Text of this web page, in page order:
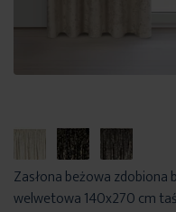
Zasłona beżowa zdobiona
welwetowa 140x270 cm